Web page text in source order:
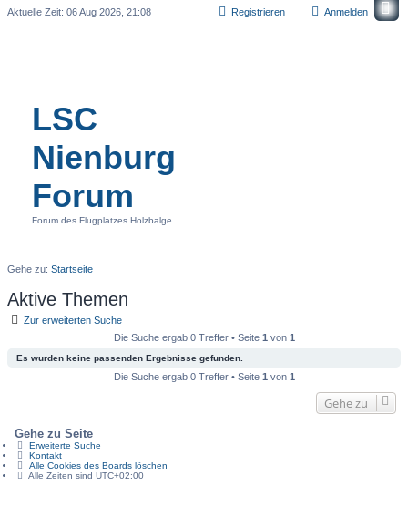
Anmelden
Registrieren
Aktuelle Zeit: 06 Aug 2026, 21:08
LSC
Nienburg
Forum
Forum des Flugplatzes Holzbalge
Gehe zu: Startseite
Aktive Themen
Zur erweiterten Suche
Die Suche ergab 0 Treffer • Seite 1 von 1
Es wurden keine passenden Ergebnisse gefunden.
Die Suche ergab 0 Treffer • Seite 1 von 1
Gehe zu
Gehe zu Seite
Erweiterte Suche
Kontakt
Alle Cookies des Boards löschen
Alle Zeiten sind UTC+02:00